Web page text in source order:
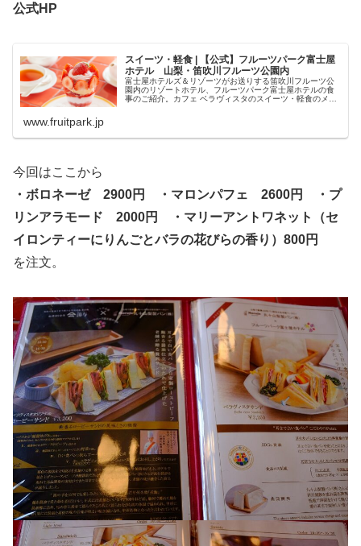
公式HP
スイーツ・軽食 | 【公式】フルーツパーク富士屋
ホテル 山梨・笛吹川フルーツ公園内
富士屋ホテルズ＆リゾーツがお送りする笛吹川フルーツ公
園内のリゾートホテル、フルーツパーク富士屋ホテルの食
事のご紹介。カフェ ベラヴィスタのスイーツ・軽食のメニ
www.fruitpark.jp
今回はここから
・ボロネーゼ 2900円 ・マロンパフェ 2600円 ・プ
リンアラモード 2000円 ・マリーアントワネット（セ
イロンティーにりんごとバラの花びらの香り）800円
を注文。